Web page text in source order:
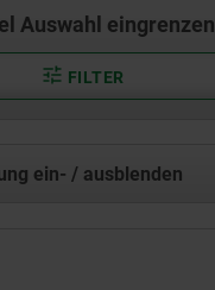
Auswahl eingrenzen
FILTER
ein- / ausblenden